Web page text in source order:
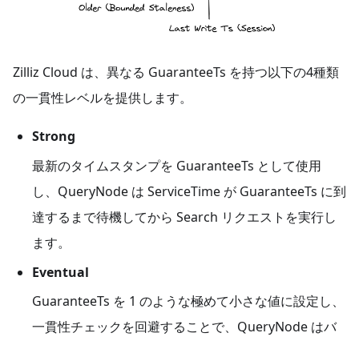
Zilliz Cloud は、異なる GuaranteeTs を持つ以下の4種類
の一貫性レベルを提供します。
Strong
最新のタイムスタンプを GuaranteeTs として使用
し、QueryNode は ServiceTime が GuaranteeTs に到
達するまで待機してから Search リクエストを実行し
ます。
Eventual
GuaranteeTs を 1 のような極めて小さな値に設定し、
一貫性チェックを回避することで、QueryNode はバ